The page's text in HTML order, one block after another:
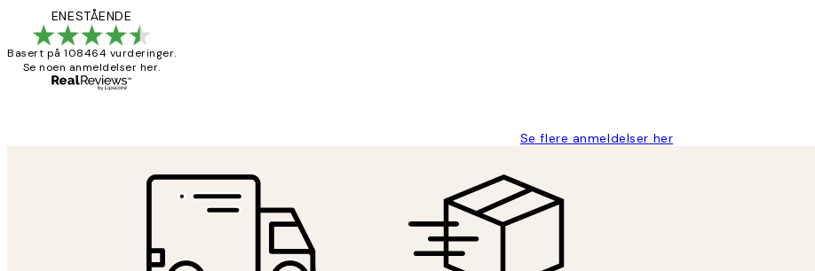
ENESTÅENDE
Basert på 108464 vurderinger.
Se noen anmeldelser her.
Se flere anmeldelser her